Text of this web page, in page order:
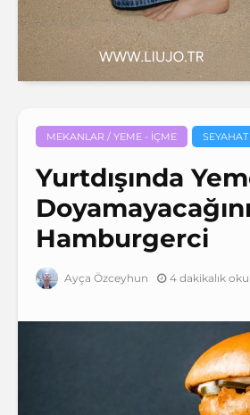
MEKANLAR / YEME - İÇME SEYAHAT
Yurtdışında
Hamburgerci
Ayça Özceyhun 4 dakikalık